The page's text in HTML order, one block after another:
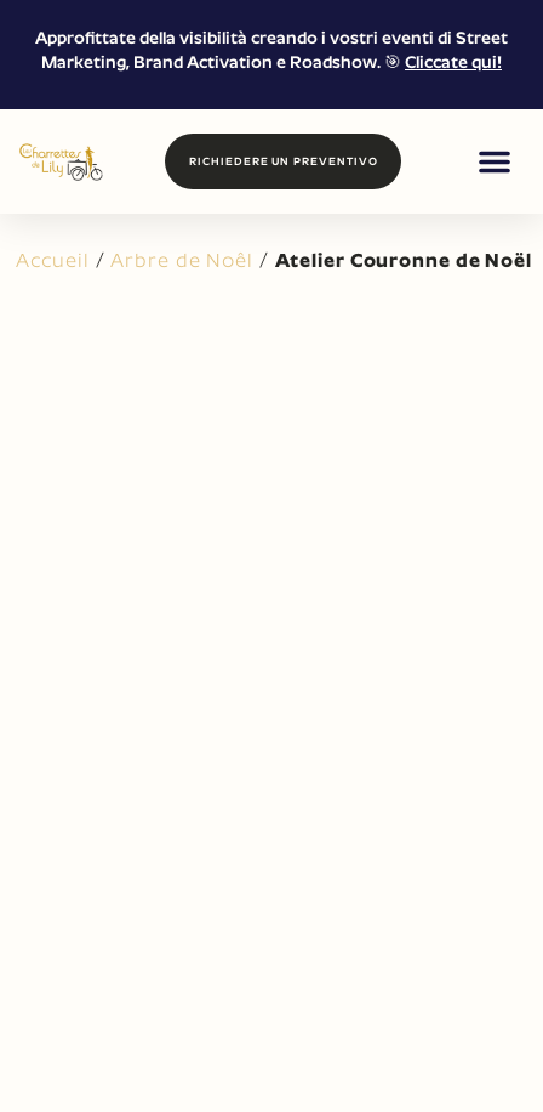
Approfittate della visibilità creando i vostri eventi di Street
Marketing, Brand Activation e Roadshow. 🎯 Cliccate qui!
RICHIEDERE UN PREVENTIVO
Accueil /Arbre de Noêl / Atelier Couronne de Noël